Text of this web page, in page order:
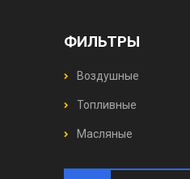
ФИЛЬТРЫ
Воздушные
Топливные
Масляные